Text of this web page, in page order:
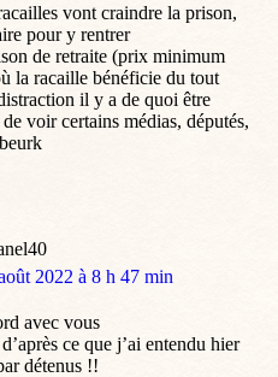
vont craindre la prison,
pour y rentrer
de retraite (prix minimum
la racaille bénéficie du tout
il y a de quoi être
voir certains médias, députés,
2022 à 8 h 47 min
avec vous
ce que j’ai entendu hier
détenus !!